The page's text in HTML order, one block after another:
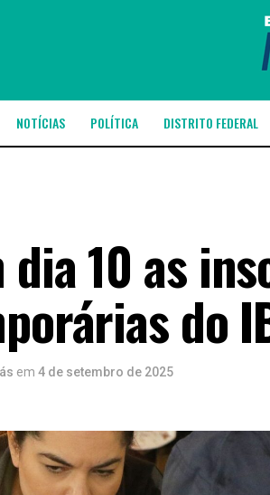
NOTÍCIAS POLÍTICA DISTRITO FEDERAL
10 as
do
em 4 de setembro de 2025